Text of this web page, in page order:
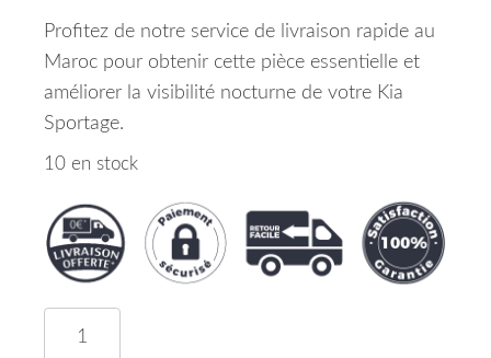
Profitez de notre service de livraison rapide au
Maroc pour obtenir cette pièce essentielle et
améliorer la visibilité nocturne de votre Kia
Sportage.
10 en stock